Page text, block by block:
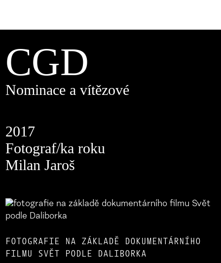
CGD
Nominace a vítězové
2017
Fotograf/ka roku
Milan Jaroš
FOTOGRAFIE NA ZÁKLADĚ DOKUMENTÁRNÍHO
FILMU SVĚT PODLE DALIBORKA